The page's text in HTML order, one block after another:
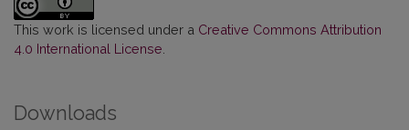
This work is licensed under a Creative Commons Attribution
4.0 International License
Downloads